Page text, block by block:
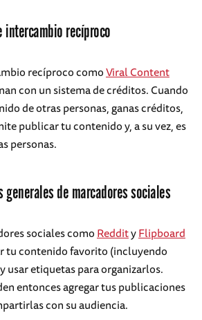
intercambio recíproco
recíproco comoViral Content
con un sistema de créditos. Cuando
de otras personas, ganas créditos,
publicar tu contenido y, a su vez, es
personas.
generales de marcadores sociales
sociales comoReddityFlipboard
tu contenido favorito (incluyendo
usar etiquetas para organizarlos.
entonces agregar tus publicaciones
con su audiencia.